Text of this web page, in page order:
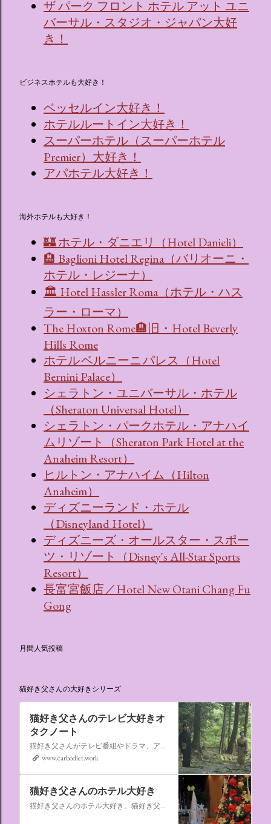
ザ パーク フロント ホテル アット ユニ
バーサル・スタジオ・ジャパン大好
き！
ビジネスホテルも大好き！
ベッセルイン大好き！
ホテルルートイン大好き！
スーパーホテル（スーパーホテル
Premier）大好き！
アパホテル大好き！
海外ホテルも大好き！
🏰 ホテル・ダニエリ（Hotel Danieli）
🏨 Baglioni Hotel Regina（バリオーニ・
ホテル・レジーナ）
🏛 Hotel Hassler Roma（ホテル・ハス
ラー・ローマ）
The Hoxton Rome🏨旧・Hotel Beverly
Hills Rome
ホテル ベルニーニ パレス（Hotel
Bernini Palace）
シェラトン・ユニバーサル・ホテル
（Sheraton Universal Hotel）
シェラトン・パークホテル・アナハイ
ムリゾート（Sheraton Park Hotel at the
Anaheim Resort）
ヒルトン・アナハイム（Hilton
Anaheim）
ディズニーランド・ホテル
（Disneyland Hotel）
ディズニーズ・オールスター・スポー
ツ・リゾート（Disney's All-Star Sports
Resort）
長富宮飯店／Hotel New Otani Chang Fu
Gong
月間人気投稿
猫好き父さんの大好きシリーズ
猫好き父さんのテレビ大好きオ
タクノート
猫好き父さんがテレビ番組やドラマ、アニメ、特撮ヒーロー,そしてダイエットについて書いたブログです。
www.carbodiet.work
猫好き父さんのホテル大好き
猫好き父さんのホテル大好き。猫好き父さんが宿泊したホテルの情報を徒然なるままに書いていきます。